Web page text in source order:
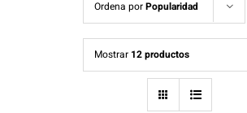
Curso avanzado de Sastrería artesanal
Alquiler del taller
Creaciones de nuestro alumnos
Ordena porPopularidad
Mostrar 12 productos